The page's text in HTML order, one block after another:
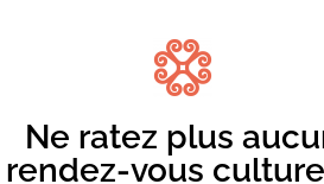
Ne ratez plus
rendez-vous